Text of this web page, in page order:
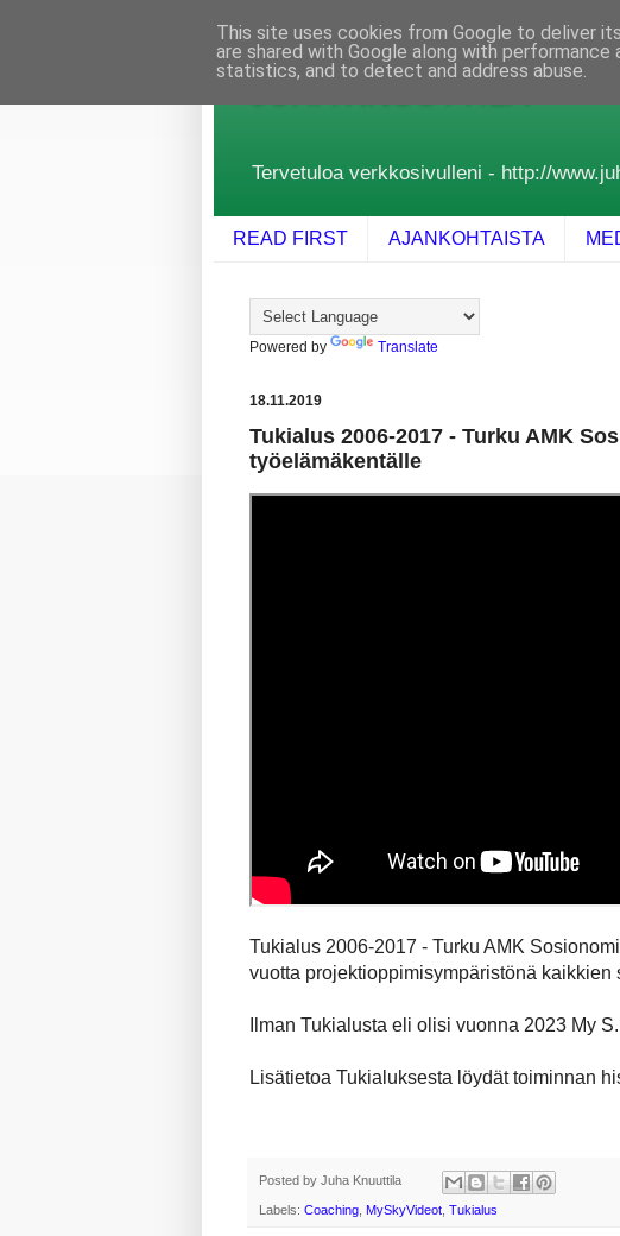
JUHA KNUUTTILA
Tervetuloa verkkosivulleni - http://
READ FIRST AJANKOHTAISTA
Powered by Translate
18.11.2019
Tukialus 2006-2017 - Turku AMK
työelämäkentälle
Tukialus 2006-2017 - Turku AMK
vuotta projektioppimisympäristönä
Ilman Tukialusta eli olisi vuonna 2023 My
Lisätietoa Tukialuksesta löydät toiminnan
Posted by Juha Knuuttila
Labels: Coaching, MySkyVideot, Tukialus
This site uses cookies from Google to deliver
are shared with Google along with
statistics, and to detect and address abuse.